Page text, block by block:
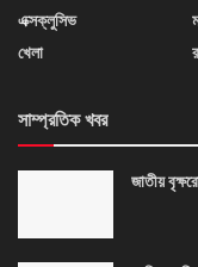
এক্সক্লুসিভ
খেলা
সাম্প্রতিক খবর
জাতীয়